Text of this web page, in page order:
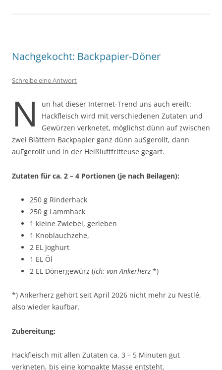
Nachgekocht: Backpapier-Döner
Schreibe eine Antwort
N
un hat dieser Internet-Trend uns auch ereilt:
Hackfleisch wird mit verschiedenen Zutaten und
Gewürzen verknetet, möglichst dünn auf zwischen
zwei Blättern Backpapier ganz dünn auSgerollt, dann
auFgerollt und in der Heißluftfritteuse gegart.
Zutaten für ca. 2 – 4 Portionen (je nach Beilagen):
250 g Rinderhack
250 g Lammhack
1 kleine Zwiebel, gerieben
1 Knoblauchzehe,
2 EL Joghurt
1 EL Öl
2 EL Dönergewürz (ich: von Ankerherz *)
*) Ankerherz gehört seit April 2026 nicht mehr zu Nestlé,
also wieder kaufbar.
Zubereitung:
Hackfleisch mit allen Zutaten ca. 3 – 5 Minuten gut
verkneten, bis eine kompakte Masse entsteht.